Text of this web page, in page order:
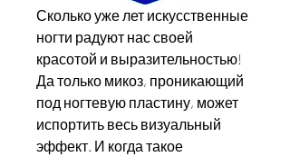
Сколько уже лет искусственные
ногти радуют нас своей
красотой и выразительностью!
Да только микоз, проникающий
под ногтевую пластину, может
испортить весь визуальный
эффект. И когда такое